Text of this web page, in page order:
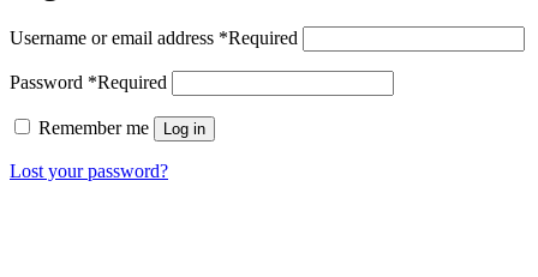
Username or email address *Required
Password *Required
Remember me Log in
Lost your password?